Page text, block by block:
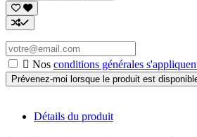
 Nos conditions générales
Détails du produit